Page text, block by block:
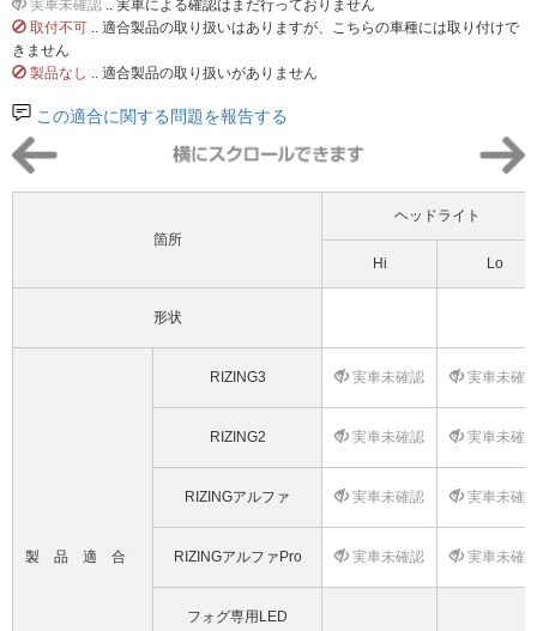
実車未確認 .. 実車による確認はまだ行っておりません
取付不可 .. 適合製品の取り扱いはありますが、こちらの車種には取り付けで
きません
製品なし .. 適合製品の取り扱いがありません
この適合に関する問題を報告する
箇所
ヘッドライト
Hi Lo
形状
製品適合
RIZING3 実車未確認 実車未確
RIZING2 実車未確認 実車未確
RIZINGアルファ 実車未確認 実車未確
RIZINGアルファPro 実車未確認 実車未確
フォグ専用LED